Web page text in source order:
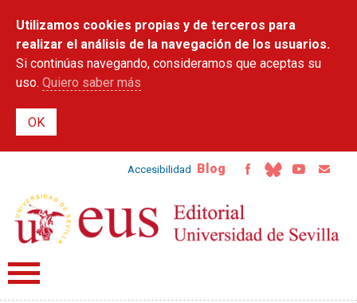
contenido
principal
Utilizamos cookies propias y de terceros para
realizar el análisis de la navegación de los usuarios.
Si continúas navegando, consideramos que aceptas su
uso. Quiero saber más
Accesibilidad Blog